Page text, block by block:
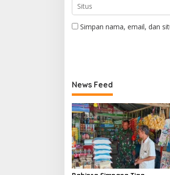
Simpan nama, email, dan
News Feed